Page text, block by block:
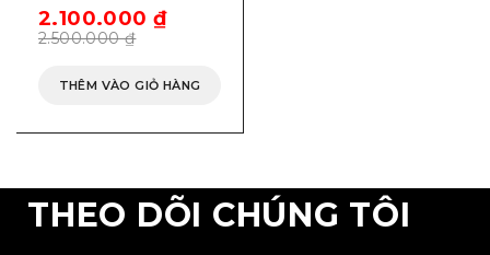
2.500.000₫
2.100.000₫
THÊM VÀO GIỎ HÀNG
THEO DÕI CHÚNG TÔI